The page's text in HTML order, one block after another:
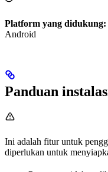
Platform yang didukung:
Android
Panduan
Ini adalah fitur untuk
diperlukan untuk